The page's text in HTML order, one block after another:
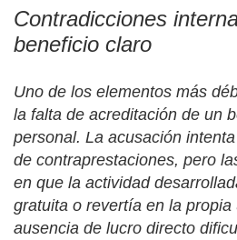
Contradicciones
beneficio claro
Uno de los elementos más
la falta de acreditación de un
personal. La acusación
de contraprestaciones, pero
en que la actividad
gratuita o revertía en la propia
ausencia de lucro directo